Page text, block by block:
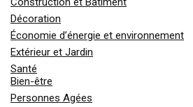
Décoration
Économie d’énergie et environnement
Extérieur et Jardin
Santé
Bien-être
Personnes Agées